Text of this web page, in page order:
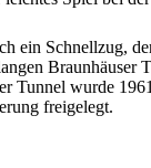
ein Schnellzug,
Braunhäuser
Tunnel wurde
freigelegt.